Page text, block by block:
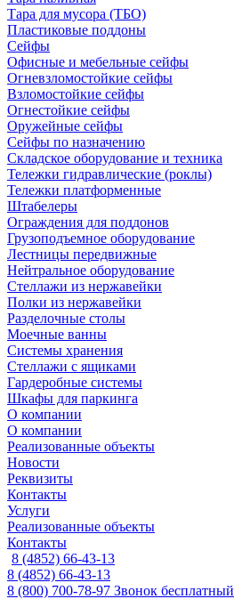
Тара для мусора (ТБО)
Пластиковые поддоны
Сейфы
Офисные и мебельные сейфы
Огневзломостойкие сейфы
Взломостойкие сейфы
Огнестойкие сейфы
Оружейные сейфы
Сейфы по назначению
Складское оборудование и техника
Тележки гидравлические (роклы)
Тележки платформенные
Штабелеры
Ограждения для поддонов
Грузоподъемное оборудование
Лестницы передвижные
Нейтральное оборудование
Стеллажи из нержавейки
Полки из нержавейки
Разделочные столы
Моечные ванны
Системы хранения
Стеллажи с ящиками
Гардеробные системы
Шкафы для паркинга
О компании
О компании
Реализованные объекты
Новости
Реквизиты
Контакты
Услуги
Реализованные объекты
Контакты
8 (4852) 66-43-13
8 (4852) 66-43-13
8 (800) 700-78-97 Звонок бесплатный